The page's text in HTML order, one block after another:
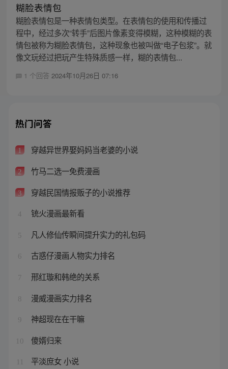
糊脸表情包
糊脸表情包是一种表情包类型。在表情包的使用和传播过
程中，经过多次“转手”后图片像素变得模糊，这种模糊的表
情包被称为糊脸表情包，这种现象也被叫做“电子包浆”。就
像文玩经过把玩产生特殊质感一样，糊的表情包...
1 个回答 2024年10月26日 07:16
热门问答
1 穿越异世界娶妈妈当老婆的小说
2 竹马二选一免费漫画
3 穿越民国情报贩子的小说推荐
4 铳火漫画最新看
5 凡人修仙传瞬间提升实力的礼包码
6 古惑仔漫画人物实力排名
7 邢红璇和韩绝的关系
8 漫威漫画实力排名
9 神超现在在干嘛
10 傻婿归来
平淡庶女 小说